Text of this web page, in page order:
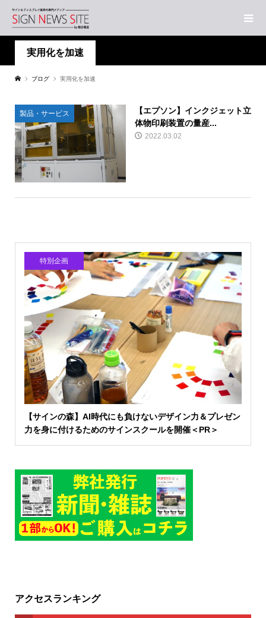
実用化を加速
ブログ 実用化を加速
製品・サービス
【エプソン】インクジェット立
体物印刷装置の量産...
2022.03.02
特別企画
【サインの森】AI時代にも負けないデザイン力＆プレゼン
力を身に付けるためのサインスクールを開催＜PR＞
アクセスランキング